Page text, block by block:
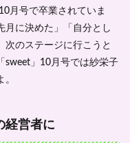
月号で卒業されていま
月に決めた」「自分とし
次のステージに行こうと
sweet」10月号では紗栄子
経営者に